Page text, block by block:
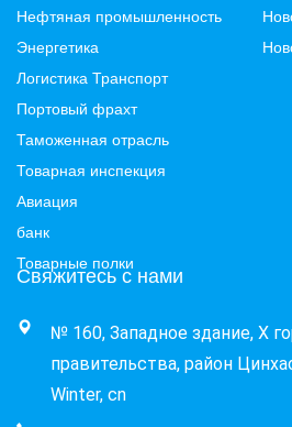
Нефтяная промышленность
Энергетика
Логистика Транспорт
Портовый фрахт
Таможенная отрасль
Товарная инспекция
Авиация
банк
Товарные полки
Свяжитесь с нами
№ 160, Западное здание, X
правительства, район
Winter, cn